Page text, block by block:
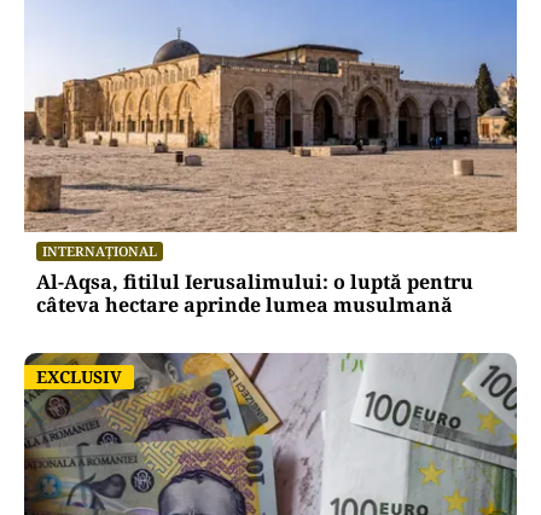
INTERNAȚIONAL
Al-Aqsa, fitilul Ierusalimului: o luptă pentru
câteva hectare aprinde lumea musulmană
EXCLUSIV
EXCLUSIV